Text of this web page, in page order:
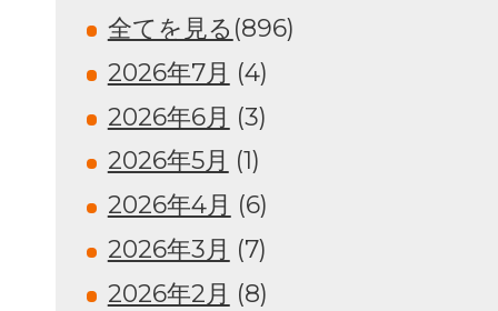
全てを見る (896)
2026年7月 (4)
2026年6月 (3)
2026年5月 (1)
2026年4月 (6)
2026年3月 (7)
2026年2月 (8)